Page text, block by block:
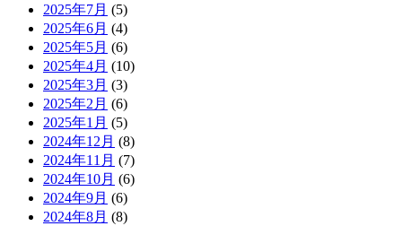
2025年7月 (5)
2025年6月 (4)
2025年5月 (6)
2025年4月 (10)
2025年3月 (3)
2025年2月 (6)
2025年1月 (5)
2024年12月 (8)
2024年11月 (7)
2024年10月 (6)
2024年9月 (6)
2024年8月 (8)